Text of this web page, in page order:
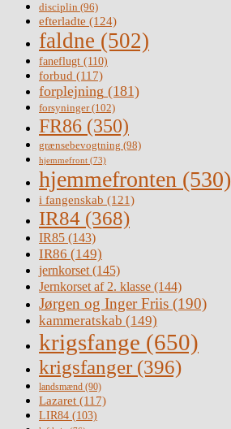
disciplin (96)
efterladte (124)
faldne (502)
faneflugt (110)
forbud (117)
forplejning (181)
forsyninger(102)
FR86 (350)
grænsebevogtning (98)
hjemmefront (73)
hjemmefronten (530)
i fangenskab (121)
IR84 (368)
IR85 (143)
IR86 (149)
jernkorset(145)
Jernkorset af 2. klasse (144)
Jørgen og Inger Friis (190)
kammeratskab (149)
krigsfange (650)
krigsfanger (396)
landsmænd (90)
Lazaret (117)
LIR84 (103)